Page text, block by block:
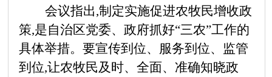
会议指出,制定实施促进农牧民增收政
策,是自治区党委、政府抓好“三农”工作的
具体举措。要宣传到位、服务到位、监管
到位,让农牧民及时、全面、准确知晓政